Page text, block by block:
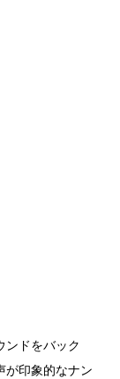
ンドをバック
が印象的なナン